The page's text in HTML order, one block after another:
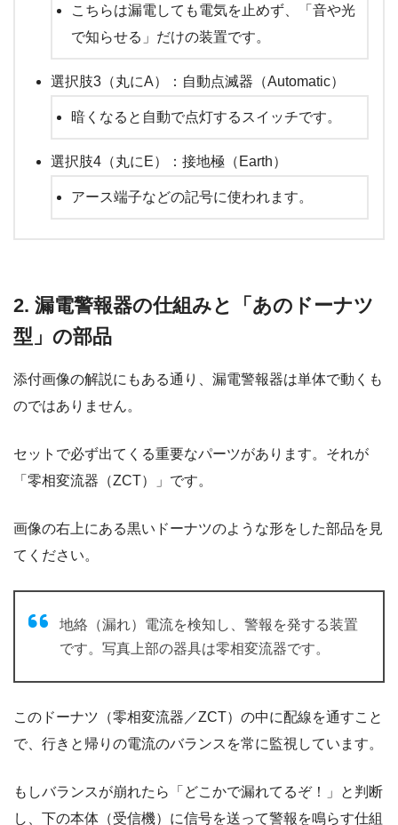
こちらは漏電しても電気を止めず、「音や光
で知らせる」だけの装置です。
選択肢3（丸にA）：自動点滅器（Automatic）
暗くなると自動で点灯するスイッチです。
選択肢4（丸にE）：接地極（Earth）
アース端子などの記号に使われます。
2. 漏電警報器の仕組みと「あのドーナツ
型」の部品
添付画像の解説にもある通り、漏電警報器は単体で動くも
のではありません。
セットで必ず出てくる重要なパーツがあります。それが
「零相変流器（ZCT）」です。
画像の右上にある黒いドーナツのような形をした部品を見
てください。
地絡（漏れ）電流を検知し、警報を発する装置
です。写真上部の器具は零相変流器です。
このドーナツ（零相変流器／ZCT）の中に配線を通すこと
で、行きと帰りの電流のバランスを常に監視しています。
もしバランスが崩れたら「どこかで漏れてるぞ！」と判断
し、下の本体（受信機）に信号を送って警報を鳴らす仕組